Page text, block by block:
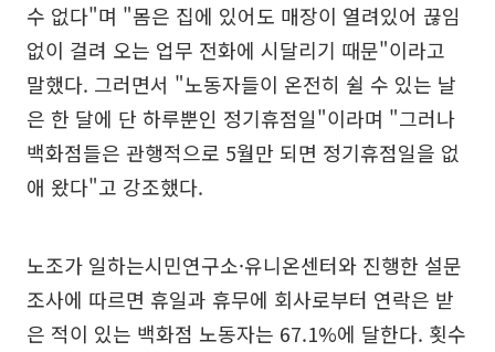
수 없다"며 "몸은 집에 있어도 매장이 열려있어 끊임
없이 걸려 오는 업무 전화에 시달리기 때문"이라고
말했다. 그러면서 "노동자들이 온전히 쉴 수 있는 날
은 한 달에 단 하루뿐인 정기휴점일"이라며 "그러나
백화점들은 관행적으로 5월만 되면 정기휴점일을 없
애 왔다"고 강조했다.
노조가 일하는시민연구소·유니온센터와 진행한 설문
조사에 따르면 휴일과 휴무에 회사로부터 연락은 받
은 적이 있는 백화점 노동자는 67.1%에 달한다. 횟수